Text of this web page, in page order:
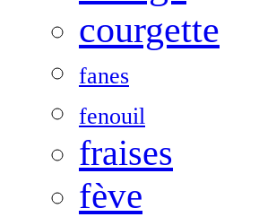
courgette
fanes
fenouil
fraises
fève